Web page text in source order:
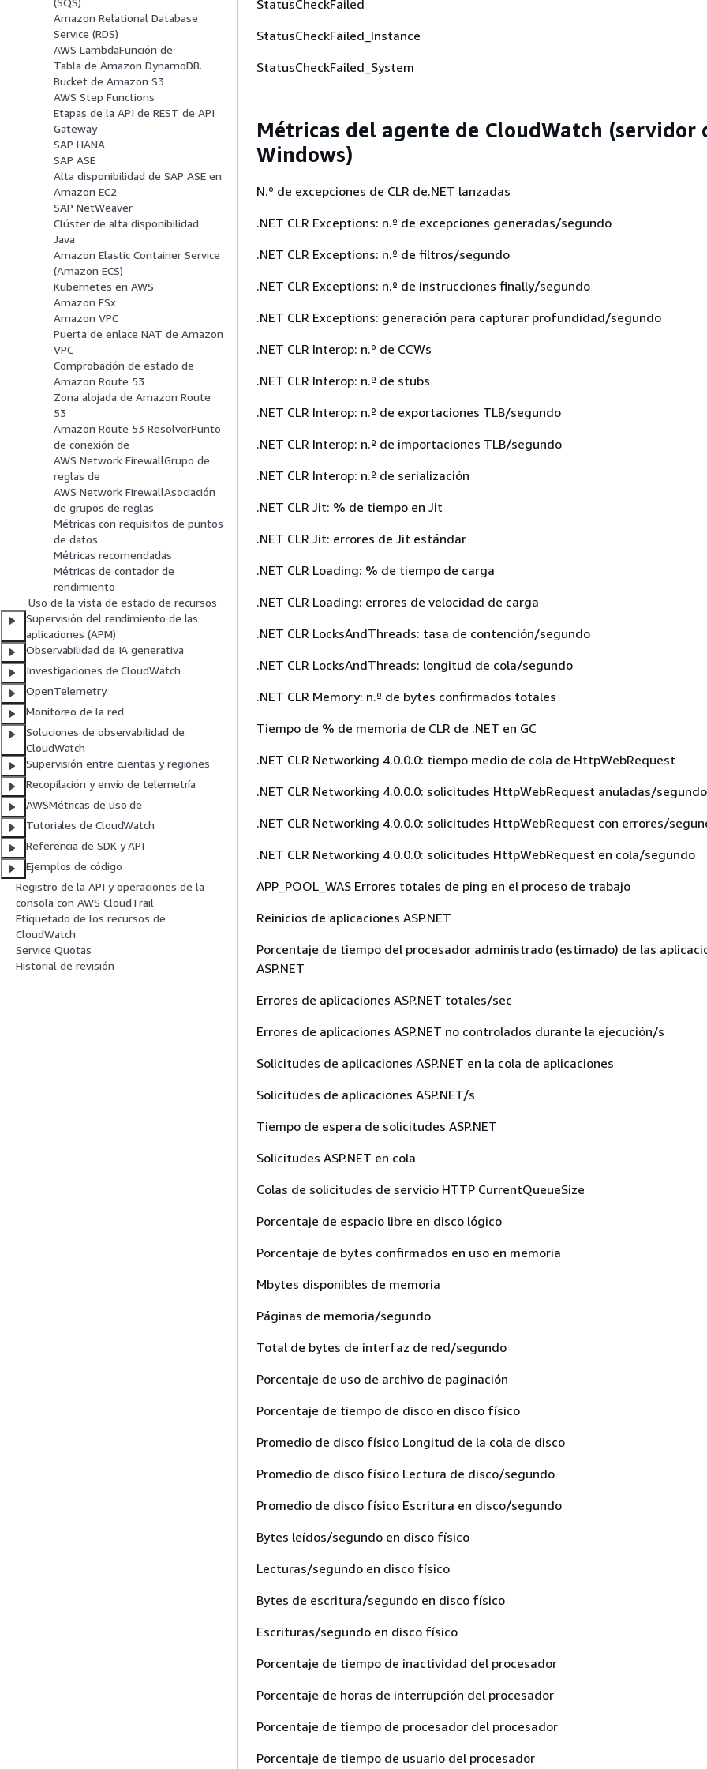
Amazon Relational Database
Service (RDS)
AWS LambdaFunción de
Tabla de Amazon DynamoDB.
Bucket de Amazon S3
AWS Step Functions
Etapas de la API de REST de API
Gateway
SAP HANA
SAP ASE
Alta disponibilidad de SAP ASE en
Amazon EC2
SAP NetWeaver
Clúster de alta disponibilidad
Java
Amazon Elastic Container Service
(Amazon ECS)
Kubernetes en AWS
Amazon FSx
Amazon VPC
Puerta de enlace NAT de Amazon
VPC
Comprobación de estado de
Amazon Route 53
Zona alojada de Amazon Route
53
Amazon Route 53 ResolverPunto
de conexión de
AWS Network FirewallGrupo de
reglas de
AWS Network FirewallAsociación
de grupos de reglas
Métricas con requisitos de puntos
de datos
Métricas recomendadas
Métricas de contador de
rendimiento
Uso de la vista de estado de recursos
Supervisión del rendimiento de las
aplicaciones (APM)
Observabilidad de IA generativa
Investigaciones de CloudWatch
OpenTelemetry
Monitoreo de la red
Soluciones de observabilidad de
CloudWatch
Supervisión entre cuentas y regiones
Recopilación y envío de telemetría
AWSMétricas de uso de
Tutoriales de CloudWatch
Referencia de SDK y API
Ejemplos de código
Registro de la API y operaciones de la
consola con AWS CloudTrail
Etiquetado de los recursos de
CloudWatch
Service Quotas
Historial de revisión
StatusCheckFailed
StatusCheckFailed_Instance
StatusCheckFailed_System
Métricas del agente de CloudWatch (servidor
Windows)
N.º de excepciones de CLR de.NET lanzadas
.NET CLR Exceptions: n.º de excepciones generadas/segundo
.NET CLR Exceptions: n.º de filtros/segundo
.NET CLR Exceptions: n.º de instrucciones finally/segundo
.NET CLR Exceptions: generación para capturar profundidad/segundo
.NET CLR Interop: n.º de CCWs
.NET CLR Interop: n.º de stubs
.NET CLR Interop: n.º de exportaciones TLB/segundo
.NET CLR Interop: n.º de importaciones TLB/segundo
.NET CLR Interop: n.º de serialización
.NET CLR Jit: % de tiempo en Jit
.NET CLR Jit: errores de Jit estándar
.NET CLR Loading: % de tiempo de carga
.NET CLR Loading: errores de velocidad de carga
.NET CLR LocksAndThreads: tasa de contención/segundo
.NET CLR LocksAndThreads: longitud de cola/segundo
.NET CLR Memory: n.º de bytes confirmados totales
Tiempo de % de memoria de CLR de .NET en GC
.NET CLR Networking 4.0.0.0: tiempo medio de cola de HttpWebRequest
.NET CLR Networking 4.0.0.0: solicitudes HttpWebRequest anuladas/segundo
.NET CLR Networking 4.0.0.0: solicitudes HttpWebRequest con errores/
.NET CLR Networking 4.0.0.0: solicitudes HttpWebRequest en cola/segundo
APP_POOL_WAS Errores totales de ping en el proceso de trabajo
Reinicios de aplicaciones ASP.NET
Porcentaje de tiempo del procesador administrado (estimado) de las
ASP.NET
Errores de aplicaciones ASP.NET totales/sec
Errores de aplicaciones ASP.NET no controlados durante la ejecución/s
Solicitudes de aplicaciones ASP.NET en la cola de aplicaciones
Solicitudes de aplicaciones ASP.NET/s
Tiempo de espera de solicitudes ASP.NET
Solicitudes ASP.NET en cola
Colas de solicitudes de servicio HTTP CurrentQueueSize
Porcentaje de espacio libre en disco lógico
Porcentaje de bytes confirmados en uso en memoria
Mbytes disponibles de memoria
Páginas de memoria/segundo
Total de bytes de interfaz de red/segundo
Porcentaje de uso de archivo de paginación
Porcentaje de tiempo de disco en disco físico
Promedio de disco físico Longitud de la cola de disco
Promedio de disco físico Lectura de disco/segundo
Promedio de disco físico Escritura en disco/segundo
Bytes leídos/segundo en disco físico
Lecturas/segundo en disco físico
Bytes de escritura/segundo en disco físico
Escrituras/segundo en disco físico
Porcentaje de tiempo de inactividad del procesador
Porcentaje de horas de interrupción del procesador
Porcentaje de tiempo de procesador del procesador
Porcentaje de tiempo de usuario del procesador